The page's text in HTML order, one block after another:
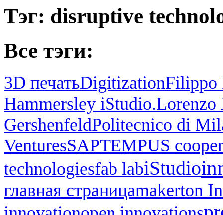
Тэг: disruptive
Все тэги:
3D печатьDigitizationFilippo
Hammersley iStudio.Lorenzo
GershenfeldPolitecnico di
VenturesSAPTEMPUS
technologiesfab labiStudio
главная страницаmakerton